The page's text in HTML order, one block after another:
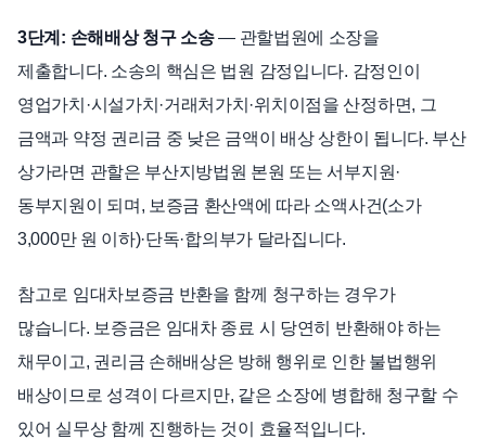
3단계: 손해배상 청구 소송— 관할법원에 소장을
제출합니다. 소송의 핵심은 법원 감정입니다. 감정인이
영업가치·시설가치·거래처가치·위치이점을 산정하면, 그
금액과 약정 권리금 중 낮은 금액이 배상 상한이 됩니다. 부산
상가라면 관할은 부산지방법원 본원 또는 서부지원·
동부지원이 되며, 보증금 환산액에 따라 소액사건(소가
3,000만 원 이하)·단독·합의부가 달라집니다.
참고로 임대차보증금 반환을 함께 청구하는 경우가
많습니다. 보증금은 임대차 종료 시 당연히 반환해야 하는
채무이고, 권리금 손해배상은 방해 행위로 인한 불법행위
배상이므로 성격이 다르지만, 같은 소장에 병합해 청구할 수
있어 실무상 함께 진행하는 것이 효율적입니다.